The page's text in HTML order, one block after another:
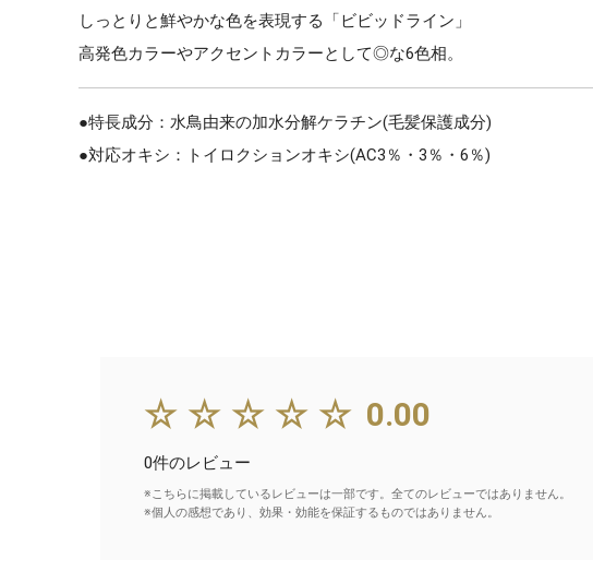
しっとりと鮮やかな色を表現する「ビビッドライン」
高発色カラーやアクセントカラーとして◎な6色相。
●特長成分：水鳥由来の加水分解ケラチン(毛髪保護成分)
●対応オキシ：トイロクションオキシ(AC3％・3％・6％)
☆☆☆☆☆ 0.00
0件のレビュー
※こちらに掲載しているレビューは一部です。全てのレビューではありません。
※個人の感想であり、効果・効能を保証するものではありません。